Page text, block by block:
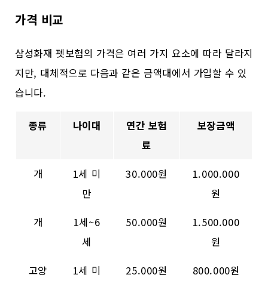
가격 비교
삼성화재 펫보험의 가격은 여러 가지 요소에 따라 달라지
지만, 대체적으로 다음과 같은 금액대에서 가입할 수 있
습니다.
종류 나이대
연간 보험
료
보장금액
개
1세 미
만
30.000원
1.000.000
원
개
1세~6
세
50.000원
1.500.000
원
고양
1세 미
25.000원 800.000원